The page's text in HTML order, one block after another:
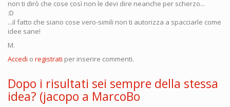
non ti dirò che cose così non le devi dire neanche per scherzo...
:D
...il fatto che siano cose vero-simili non ti autorizza a spacciarle come
idee sane!
M.
Accedi o registrati per inserire commenti.
Dopo i risultati sei sempre della stessa
idea? (jacopo a MarcoBo